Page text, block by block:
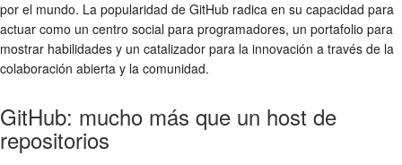
por el mundo. La popularidad de GitHub radica en su capacidad para
actuar como un centro social para programadores, un portafolio para
mostrar habilidades y un catalizador para la innovación a través de la
colaboración abierta y la comunidad.
GitHub: mucho más que un host de
repositorios